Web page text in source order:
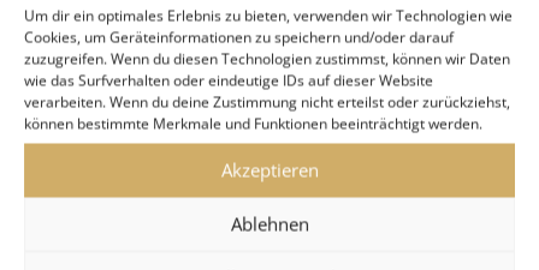
Um dir ein optimales Erlebnis zu bieten, verwenden wir Technologien wie
Cookies, um Geräteinformationen zu speichern und/oder darauf
zuzugreifen. Wenn du diesen Technologien zustimmst, können wir Daten
wie das Surfverhalten oder eindeutige IDs auf dieser Website
verarbeiten. Wenn du deine Zustimmung nicht erteilst oder zurückziehst,
können bestimmte Merkmale und Funktionen beeinträchtigt werden.
Akzeptieren
Ablehnen